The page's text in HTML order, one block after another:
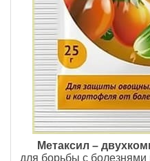
Метаксил –
для борьбы с болезнями